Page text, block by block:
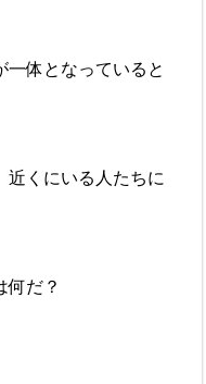
一体となっていると
近くにいる人たちに
何だ？